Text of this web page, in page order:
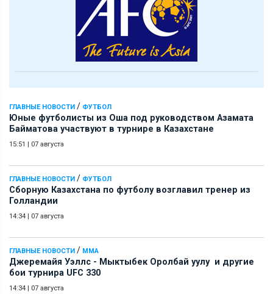
ГЛАВНЫЕ НОВОСТИ / ФУТБОЛ
Юные футболисты из Оша под руководством Азамата
Байматова участвуют в турнире в Казахстане
15:51 | 07 августа
ГЛАВНЫЕ НОВОСТИ / ФУТБОЛ
Сборную Казахстана по футболу возглавил тренер из
Голландии
14:34 | 07 августа
ГЛАВНЫЕ НОВОСТИ / ММА
Джеремайя Уэллс - Мыктыбек Оролбай уулу и другие
бои турнира UFC 330
14:34 | 07 августа